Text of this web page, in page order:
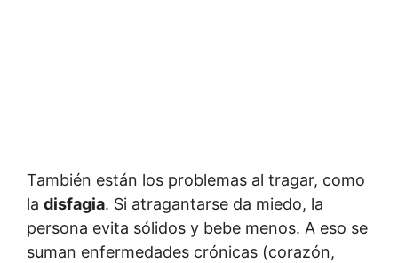
También están los problemas al tragar, como
la disfagia. Si atragantarse da miedo, la
persona evita sólidos y bebe menos. A eso se
suman enfermedades crónicas (corazón,